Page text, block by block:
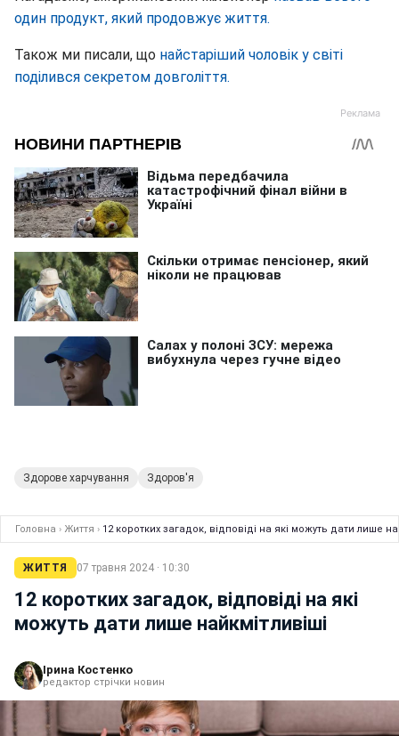
один продукт, який продовжує життя.
Також ми писали, що найстаріший чоловік у світі
поділився секретом довголіття.
Здорове харчування Здоров'я
Головна › Життя › 12 коротких загадок, відповіді на які можуть дати лише
ЖИТТЯ 07 травня 2024 · 10:30
12 коротких загадок, відповіді на які
можуть дати лише найкмітливіші
Ірина Костенко
редактор стрічки новин